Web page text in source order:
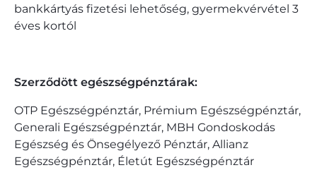
bankkártyás fizetési lehetőség, gyermekvérvétel 3
éves kortól
Szerződött egészségpénztárak:
OTP Egészségpénztár, Prémium Egészségpénztár,
Generali Egészségpénztár, MBH Gondoskodás
Egészség és Önsegélyező Pénztár, Allianz
Egészségpénztár, Életút Egészségpénztár